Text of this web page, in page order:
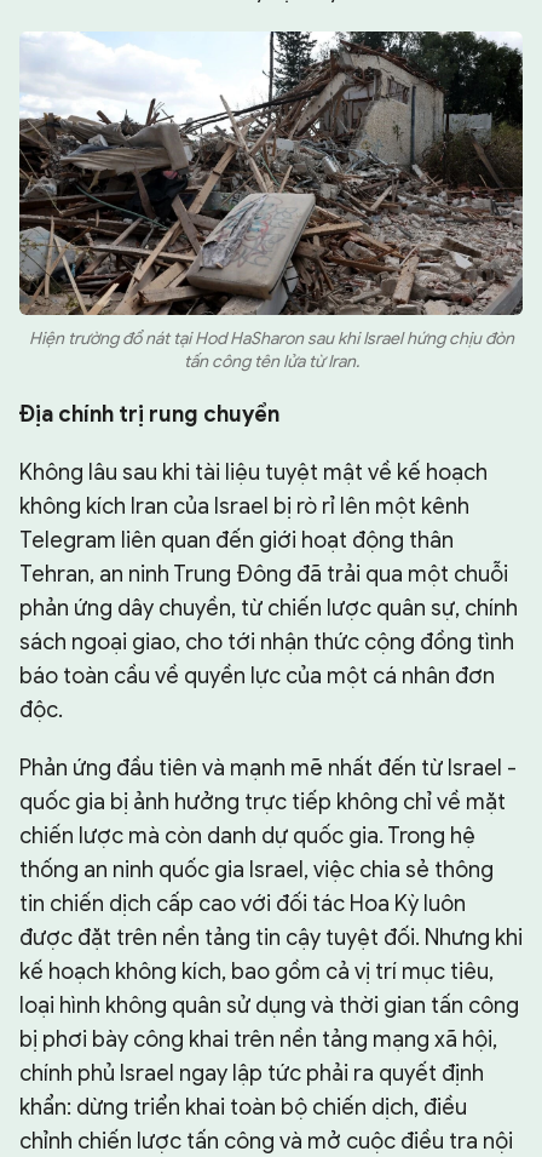
Hiện trường đổ nát tại Hod HaSharon sau khi Israel hứng chịu đòn
tấn công tên lửa từ Iran.
Địa chính trị rung chuyển
Không lâu sau khi tài liệu tuyệt mật về kế hoạch
không kích Iran của Israel bị rò rỉ lên một kênh
Telegram liên quan đến giới hoạt động thân
Tehran, an ninh Trung Đông đã trải qua một chuỗi
phản ứng dây chuyền, từ chiến lược quân sự, chính
sách ngoại giao, cho tới nhận thức cộng đồng tình
báo toàn cầu về quyền lực của một cá nhân đơn
độc.
Phản ứng đầu tiên và mạnh mẽ nhất đến từ Israel -
quốc gia bị ảnh hưởng trực tiếp không chỉ về mặt
chiến lược mà còn danh dự quốc gia. Trong hệ
thống an ninh quốc gia Israel, việc chia sẻ thông
tin chiến dịch cấp cao với đối tác Hoa Kỳ luôn
được đặt trên nền tảng tin cậy tuyệt đối. Nhưng khi
kế hoạch không kích, bao gồm cả vị trí mục tiêu,
loại hình không quân sử dụng và thời gian tấn công
bị phơi bày công khai trên nền tảng mạng xã hội,
chính phủ Israel ngay lập tức phải ra quyết định
khẩn: dừng triển khai toàn bộ chiến dịch, điều
chỉnh chiến lược tấn công và mở cuộc điều tra nội